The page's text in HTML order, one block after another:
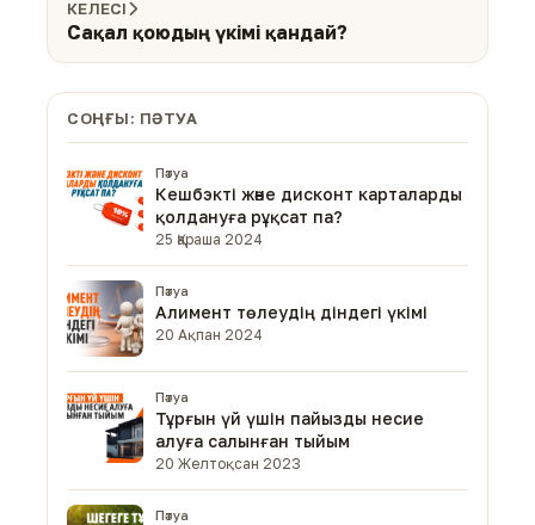
КЕЛЕСІ
Сақал қоюдың үкімі қандай?
СОҢҒЫ: ПӘТУА
Пәтуа
Кешбэкті және дисконт карталарды
қолдануға рұқсат па?
25 Қараша 2024
Пәтуа
Алимент төлеудің діндегі үкімі
20 Ақпан 2024
Пәтуа
Тұрғын үй үшін пайызды несие
алуға салынған тыйым
20 Желтоқсан 2023
Пәтуа